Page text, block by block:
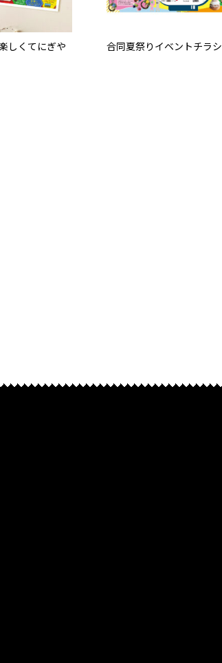
しくてにぎや
合同夏祭りイベントチラシ